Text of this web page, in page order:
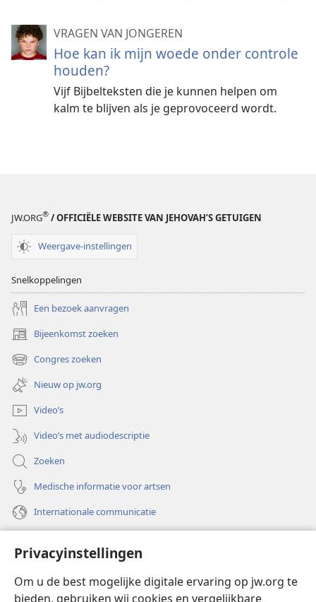
Privacyinstellingen
Om u de best mogelijke digitale ervaring op jw.org te
bieden, gebruiken wij cookies en vergelijkbare
VRAGEN VAN JONGEREN
Hoe kan ik mijn woede onder controle
houden?
Vijf Bijbelteksten die je kunnen helpen om
kalm te blijven als je geprovoceerd wordt.
JW.ORG® / OFFICIËLE WEBSITE VAN JEHOVAH’S GETUIGEN
Weergave-instellingen
Snelkoppelingen
Een bezoek aanvragen
Bijeenkomst zoeken
(opent
nieuw
venster)
Congres zoeken
(opent
nieuw
venster)
Nieuw op jw.org
Video’s
Video’s met audiodescriptie
Zoeken
Medische informatie voor artsen
Internationale communicatie
(opent
nieuw